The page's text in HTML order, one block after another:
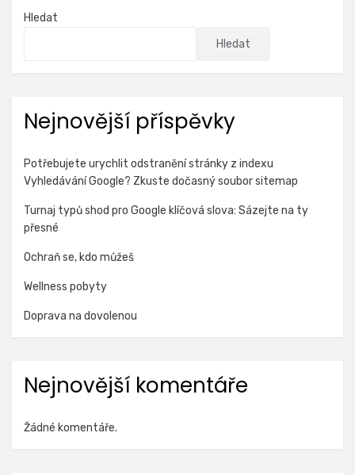
Hledat
Hledat
Nejnovější příspěvky
Potřebujete urychlit odstranění stránky z indexu
Vyhledávání Google? Zkuste dočasný soubor sitemap
Turnaj typů shod pro Google klíčová slova: Sázejte na ty
přesné
Ochraň se, kdo můžeš
Wellness pobyty
Doprava na dovolenou
Nejnovější komentáře
Žádné komentáře.